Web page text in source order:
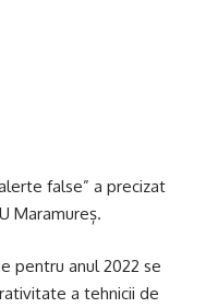
false” a precizat
Maramureș.
pentru anul 2022 se
a tehnicii de